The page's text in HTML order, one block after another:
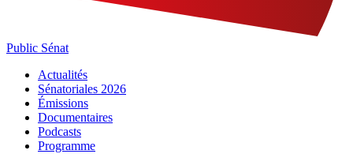
Public Sénat
Actualités
Sénatoriales 2026
Émissions
Documentaires
Podcasts
Programme